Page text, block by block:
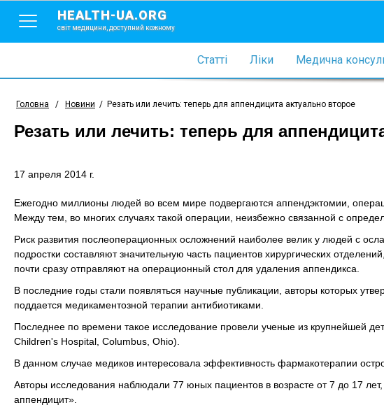
HEALTH-UA.ORG
світ медицини, доступний кожному
Статті Ліки Медична
Головна / Новини / Резать или лечить: теперь для аппендицита актуально второе
Резать или лечить: теперь для
17 апреля 2014 г.
Ежегодно миллионы людей во всем мире подвергаются аппендэктомии,
Между тем, во многих случаях такой операции, неизбежно связанной с
Риск развития послеоперационных осложнений наиболее велик у людей с
подростки составляют значительную часть пациентов хирургических
почти сразу отправляют на операционный стол для удаления аппендикса.
В последние годы стали появляться научные публикации, авторы которых
поддается медикаментозной терапии антибиотиками.
Последнее по времени такое исследование провели ученые из крупнейшей
Children's Hospital, Columbus, Ohio).
В данном случае медиков интересовала эффективность фармакотерапии
Авторы исследования наблюдали 77 юных пациентов в возрасте от 7 до 17
аппендицит».